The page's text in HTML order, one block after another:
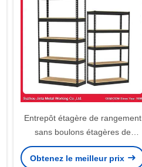
Entrepôt étagère de rangement
sans boulons étagères de
bureau de cuisine galvanisées
métalliques
Obtenez le meilleur prix